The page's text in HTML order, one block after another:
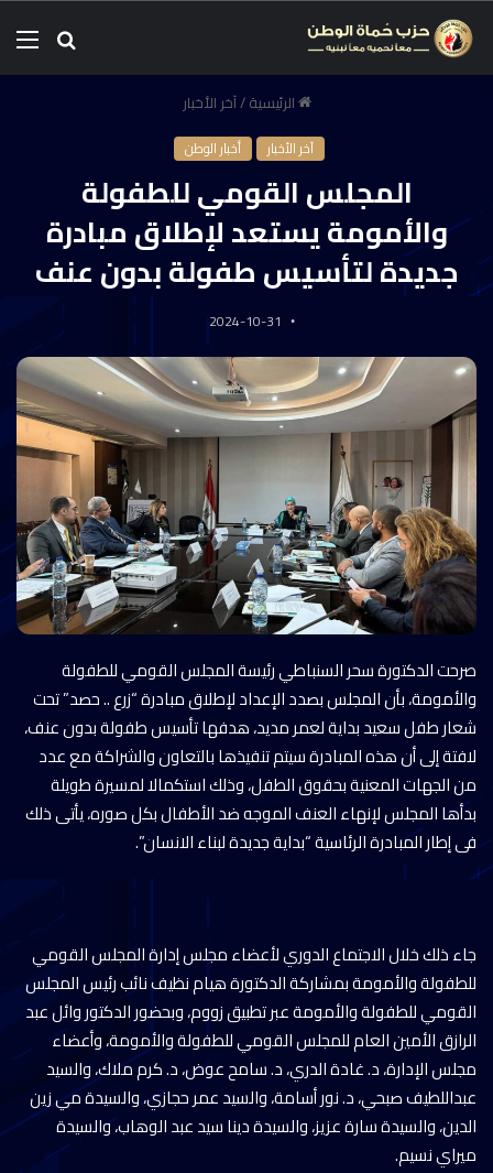
الرئيسية/آخر الأخبار
آخر الأخبار أخبار الوطن
المجلس القومي للطفولة
والأمومة يستعد لإطلاق مبادرة
جديدة لتأسيس طفولة بدون عنف
2024-10-31
صرحت الدكتورة سحر السنباطي رئيسة المجلس القومي للطفولة
والأمومة، بأن المجلس بصدد الإعداد لإطلاق مبادرة “زرع .. حصد” تحت
شعار طفل سعيد بداية لعمر مديد، هدفها تأسيس طفولة بدون عنف،
لافتة إلى أن هذه المبادرة سيتم تنفيذها بالتعاون والشراكة مع عدد
من الجهات المعنية بحقوق الطفل، وذلك استكمالا لمسيرة طويلة
بدأها المجلس لإنهاء العنف الموجه ضد الأطفال بكل صوره، يأتى ذلك
فى إطار المبادرة الرئاسية “بداية جديدة لبناء الانسان”.
جاء ذلك خلال الاجتماع الدوري لأعضاء مجلس إدارة المجلس القومي
للطفولة والأمومة بمشاركة الدكتورة هيام نظيف نائب رئيس المجلس
القومي للطفولة والأمومة عبر تطبيق زووم، وبحضور الدكتور وائل عبد
الرازق الأمين العام للمجلس القومي للطفولة والأمومة، وأعضاء
مجلس الإدارة، د. غادة الدري، د. سامح عوض، د. كرم ملاك، والسيد
عبداللطيف صبحي، د. نور أسامة، والسيد عمر حجازي، والسيدة مي زين
الدين، والسيدة سارة عزيز، والسيدة دينا سيد عبد الوهاب، والسيدة
ميراي نسيم.